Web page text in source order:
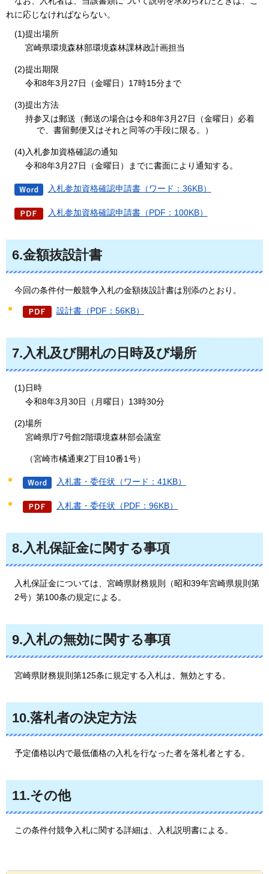
れに応じなければならない。
(1)提出場所
宮崎県環境森林部環境森林課林政計画担当
(2)提出期限
令和8年3月27日（金曜日）17時15分まで
(3)提出方法
持参又は郵送（郵送の場合は令和8年3月27日（金曜日）必着
で、書留郵便又はそれと同等の手段に限る。）
(4)入札参加資格確認の通知
令和8年3月27日（金曜日）までに書面により通知する。
入札参加資格確認申請書（ワード：36KB）
入札参加資格確認申請書（PDF：100KB）
6.金額抜設計書
今回の条件付一般競争入札の金額抜設計書は別添のとおり。
設計書（PDF：56KB）
7.入札及び開札の日時及び場所
(1)日時
令和8年3月30日（月曜日）13時30分
(2)場所
宮崎県庁7号館2階環境森林部会議室
（宮崎市橘通東2丁目10番1号）
入札書・委任状（ワード：41KB）
入札書・委任状（PDF：96KB）
8.入札保証金に関する事項
入札保証金については、宮崎県財務規則（昭和39年宮崎県規則第
2号）第100条の規定による。
9.入札の無効に関する事項
宮崎県財務規則第125条に規定する入札は、無効とする。
10.落札者の決定方法
予定価格以内で最低価格の入札を行なった者を落札者とする。
11.その他
この条件付競争入札に関する詳細は、入札説明書による。